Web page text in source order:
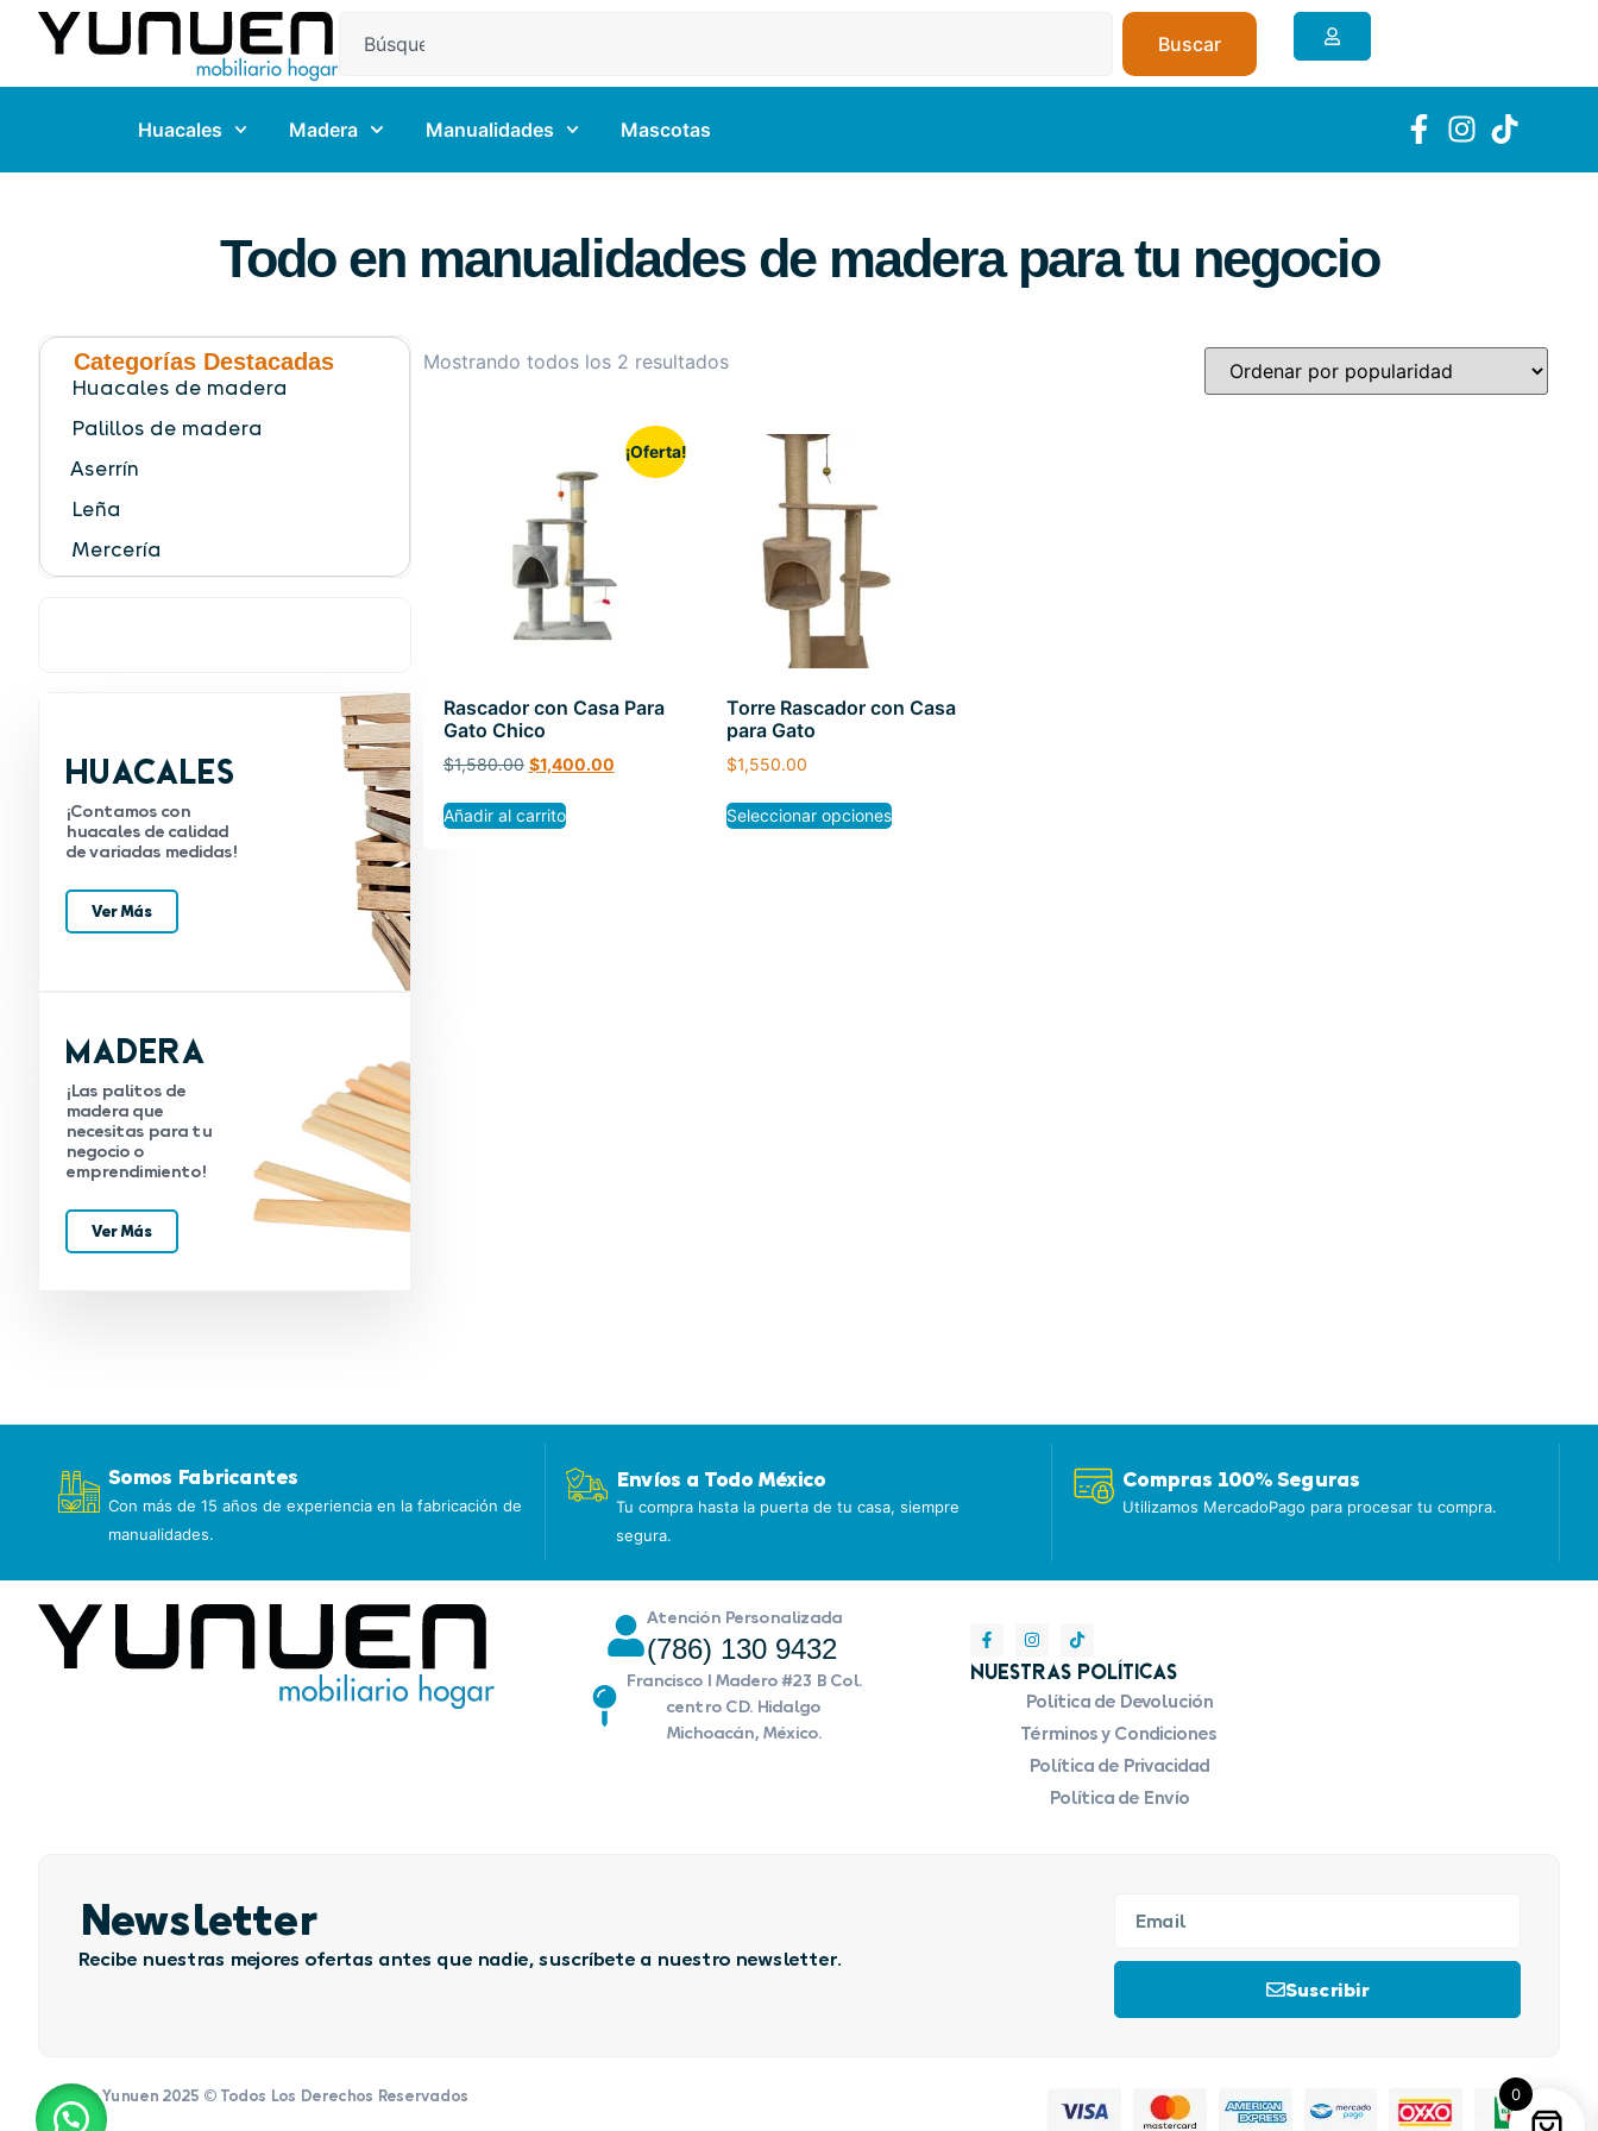
Buscar
Huacales Madera Manualidades Mascotas
Todo en manualidades de madera para tu negocio
Categorías Destacadas
Huacales de madera
Palillos de madera
Aserrín
Leña
Mercería
Huacales
¡Contamos con
huacales de calidad
de variadas medidas!
Ver Más
Madera
¡Las palitos de
madera que
necesitas para tu
negocio o
emprendimiento!
Ver Más
Mostrando todos los 2 resultados
¡Oferta!
Rascador con Casa Para
Gato Chico
$1,580.00 $1,400.00
Añadir al carrito
Torre Rascador con Casa
para Gato
$1,550.00
Seleccionar opciones
Somos Fabricantes
Con más de 15 años de experiencia en la fabricación de
manualidades.
Envíos a Todo México
Tu compra hasta la puerta de tu casa, siempre
segura.
Compras 100% Seguras
Utilizamos MercadoPago para procesar tu compra.
Atención Personalizada
(786) 130 9432
Francisco I Madero #23 B Col.
centro CD. Hidalgo
Michoacán, México.
Nuestras Políticas
Política de Devolución
Términos y Condiciones
Política de Privacidad
Política de Envío
Newsletter
Recibe nuestras mejores ofertas antes que nadie, suscríbete a nuestro newsletter.
Suscribir
Grupo Yunuen 2025 © Todos Los Derechos Reservados 0